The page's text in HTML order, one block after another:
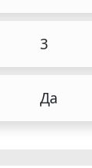
3
Да